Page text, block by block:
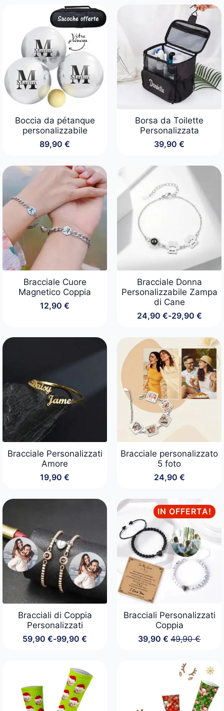
prezzo:
29,90 €
a
34,90 €
Boccia da pétanque
personalizzabile
89,90 €
Borsa da Toilette
Personalizzata
39,90 €
Bracciale Cuore
Magnetico Coppia
12,90 €
Bracciale Donna
Personalizzabile Zampa
di Cane
24,90 €-29,90 €
Fascia
prezzo:
da
24,90 €
a
29,90 €
Bracciale Personalizzati
Amore
19,90 €
Bracciale personalizzato
5 foto
24,90 €
Bracciali di Coppia
Personalizzati
59,90 €-99,90 €
Fascia
59,90 €
99,90 €
IN OFFERTA!
Bracciali Personalizzati
Coppia
49,90€
Il
originale
era:
49,90 €.
39,90 € Il
attuale
39,90 €.